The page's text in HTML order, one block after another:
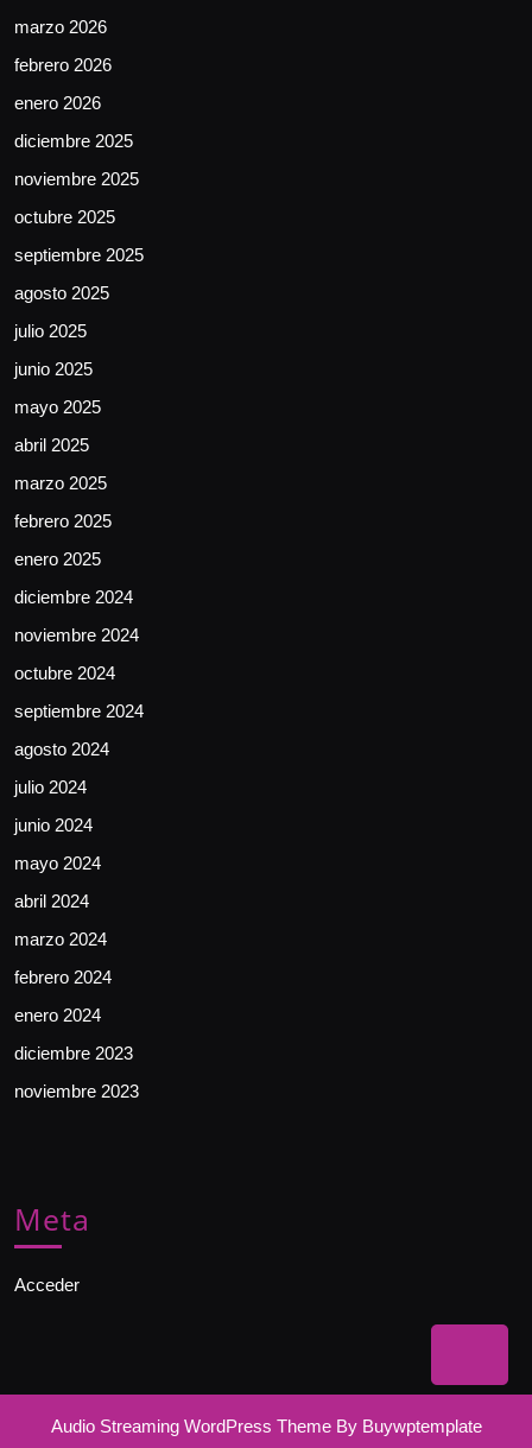
to
marzo 2026
febrero 2026
enero 2026
diciembre 2025
noviembre 2025
octubre 2025
septiembre 2025
agosto 2025
julio 2025
junio 2025
mayo 2025
abril 2025
marzo 2025
febrero 2025
enero 2025
diciembre 2024
noviembre 2024
octubre 2024
septiembre 2024
agosto 2024
julio 2024
junio 2024
mayo 2024
abril 2024
marzo 2024
febrero 2024
enero 2024
diciembre 2023
noviembre 2023
Meta
Acceder
Audio Streaming WordPress ThemeBy Buywptemplate